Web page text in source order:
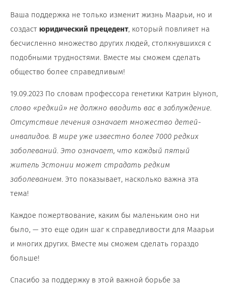
Ваша поддержка не только изменит жизнь Маарьи, но и
создаст юридический прецедент, который повлияет на
бесчисленно множество других людей, столкнувшихся с
подобными трудностями. Вместе мы сможем сделать
общество более справедливым!
19.09.2023 По словам профессора генетики Катрин Ыуноп,
слово «редкий» не должно вводить вас в заблуждение.
Отсутствие лечения означает множество детей-
инвалидов. В мире уже известно более 7000 редких
заболеваний. Это означает, что каждый пятый
житель Эстонии может страдать редким
заболеванием . Это показывает, насколько важна эта
тема!
Каждое пожертвование, каким бы маленьким оно ни
было, — это еще один шаг к справедливости для Маарьи
и многих других. Вместе мы сможем сделать гораздо
больше!
Спасибо за поддержку в этой важной борьбе за